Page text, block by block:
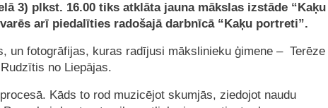
3) plkst. 16.00 tiks atklāta jauna mākslas izstāde “Kaķu
arī piedalīties radošajā darbnīcā “Kaķu portreti”.
un fotogrāfijas, kuras radījusi mākslinieku ģimene – Terēze
no Liepājas.
Kāds to rod muzicējot skumjās, ziedojot naudu